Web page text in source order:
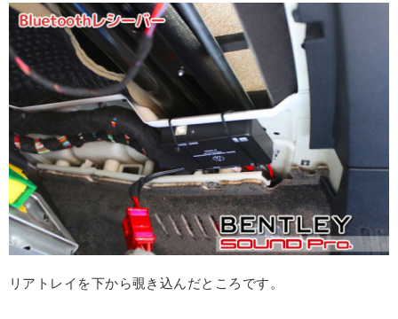
リアトレイを下から覗き込んだところです。